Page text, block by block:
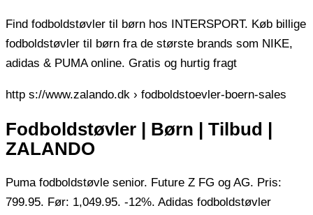
Find fodboldstøvler til børn hos INTERSPORT. Køb billige
fodboldstøvler til børn fra de største brands som NIKE,
adidas & PUMA online. Gratis og hurtig fragt
http s://www.zalando.dk › fodboldstoevler-boern-sales
Fodboldstøvler | Børn | Tilbud |
ZALANDO
Puma fodboldstøvle senior. Future Z FG og AG. Pris:
799.95. Før: 1,049.95. -12%. Adidas fodboldstøvler